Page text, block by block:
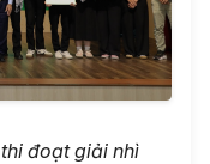
đoạt giải nhì